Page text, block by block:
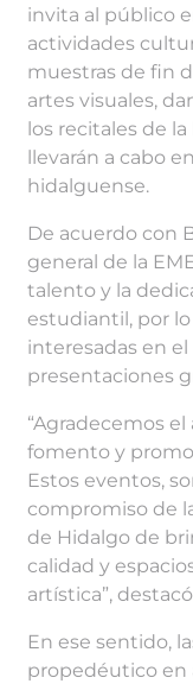
invita al público
actividades
muestras de fin
artes visuales,
los recitales de
llevarán a cabo
hidalguense.
De acuerdo con
general de la
talento y la
estudiantil, por
interesadas en
presentaciones
“Agradecemos
fomento y
Estos eventos,
compromiso de
de Hidalgo de
calidad y
artística”,
En ese sentido,
propedéutico en